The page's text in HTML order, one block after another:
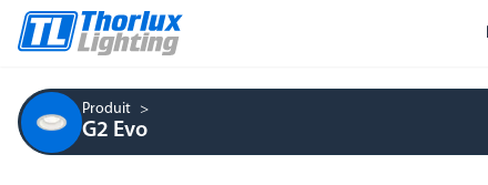
Produit
G2 Evo